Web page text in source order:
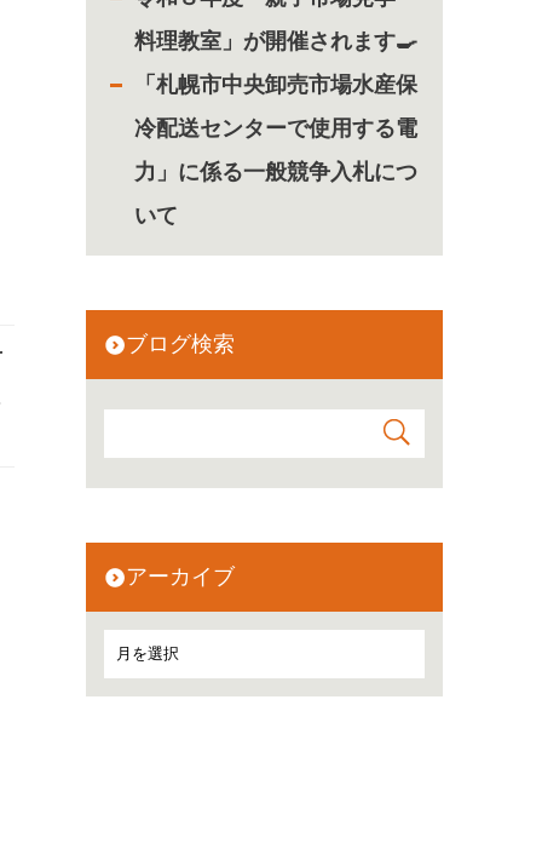
料理教室」が開催されます🍳
「札幌市中央卸売市場水産保
冷配送センターで使用する電
力」に係る一般競争入札につ
いて
ブログ検索
アーカイブ